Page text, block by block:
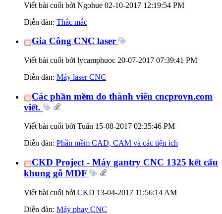
Viết bài cuối bởi Ngohue 02-10-2017 12:19:54 PM
Diễn đàn: Thắc mắc
Gia Công CNC laser
Viết bài cuối bởi lycamphuoc 20-07-2017 07:39:41 PM
Diễn đàn: Máy laser CNC
Các phần mềm do thành viên cncprovn.com
viết.
Viết bài cuối bởi Tuấn 15-08-2017 02:35:46 PM
Diễn đàn: Phần mềm CAD, CAM và các tiện ích
CKD Project - Máy gantry CNC 1325 kết cấu
khung gỗ MDF
Viết bài cuối bởi CKD 13-04-2017 11:56:14 AM
Diễn đàn: Máy phay CNC